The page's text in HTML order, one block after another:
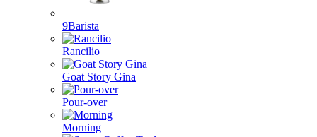
9Barista
Rancilio
Goat Story Gina
Pour-over
Morning